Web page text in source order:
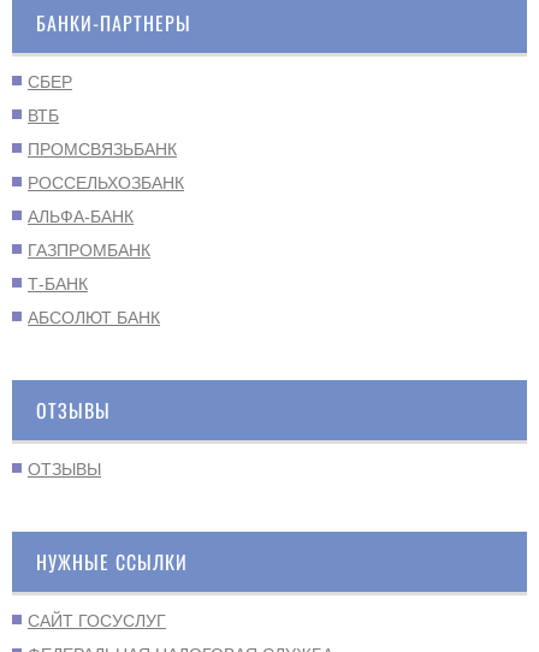
БАНКИ-ПАРТНЕРЫ
СБЕР
ВТБ
ПРОМСВЯЗЬБАНК
РОССЕЛЬХОЗБАНК
АЛЬФА-БАНК
ГАЗПРОМБАНК
Т-БАНК
АБСОЛЮТ БАНК
ОТЗЫВЫ
ОТЗЫВЫ
НУЖНЫЕ ССЫЛКИ
САЙТ ГОСУСЛУГ